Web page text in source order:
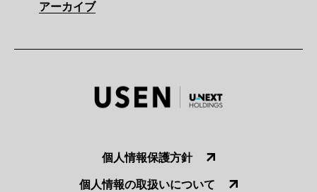
アーカイブ
個人情報保護方針
個人情報の取扱いについて